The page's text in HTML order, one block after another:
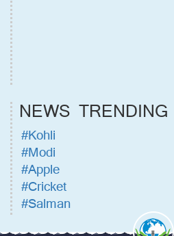
NEWS TRENDING
#Kohli
#Modi
#Apple
#Cricket
#Salman